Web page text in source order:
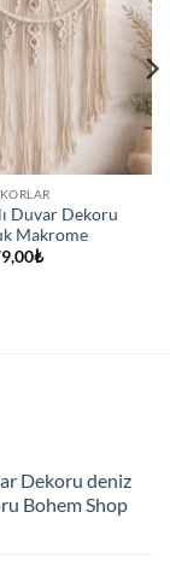
Duvar Dekoru
Makrome
₺Şu
Dekoru deniz
Bohem Shop